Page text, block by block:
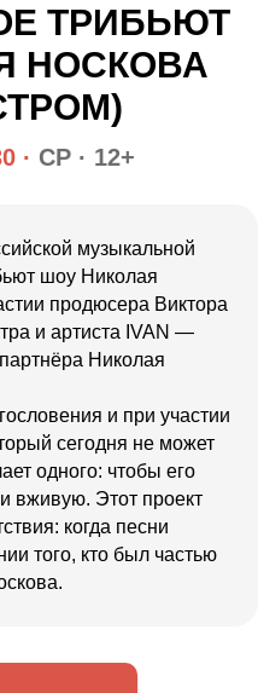
ТРИБЬЮТ
НОСКОВА
· СР · 12+
музыкальной
шоу Николая
продюсера Виктора
и артиста IVAN —
Николая
и при участии
сегодня не может
одного: чтобы его
вживую. Этот проект
когда песни
того, кто был частью